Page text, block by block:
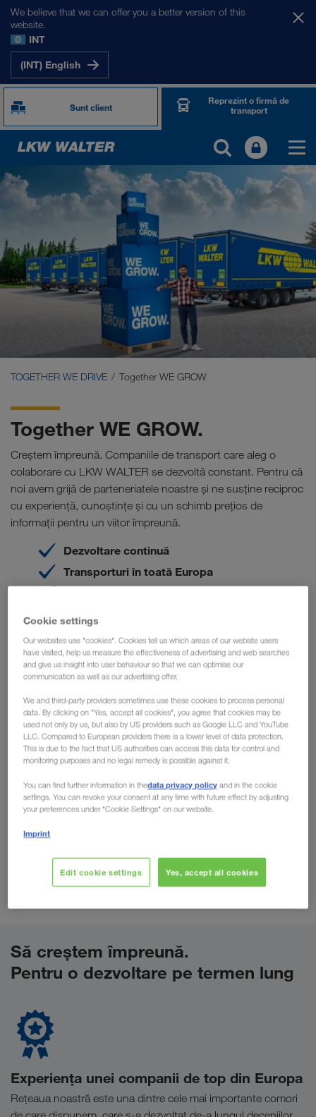
We believe that we can offer you a better version of this
website.
INT
(INT) English
Sunt client
Reprezint o firmă de
transport
TOGETHER WE DRIVE
WE GROW
WE CARE
TOGETHER WE DRIVE Together WE GROW
Together WE GROW.
Creștem împreună. Companiile de transport care aleg o
colaborare cu LKW WALTER se dezvoltă constant. Pentru că
noi avem grijă de parteneriatele noastre și ne susține reciproc
cu experiență, cunoștințe și cu un schimb prețios de
informații pentru un viitor împreună.
Dezvoltare continuă
Transporturi în toată Europa
Servicii exclusive
Potențial pentru noi piețe
Succes prin parteneriat
Să creștem împreună.
Pentru o dezvoltare pe termen lung
Experiența unei companii de top din Europa
Rețeaua noastră este una dintre cele mai importante comori
Cookie settings
Our websites use "cookies". Cookies tell us which areas of our website users
have visited, help us measure the effectiveness of advertising and web searches
and give us insight into user behaviour so that we can optimise our
communication as well as our advertising offer.
We and third-party providers sometimes use these cookies to process personal
data. By clicking on "Yes, accept all cookies", you agree that cookies may be
used not only by us, but also by US providers such as Google LLC and YouTube
LLC. Compared to European providers there is a lower level of data protection.
This is due to the fact that US authorities can access this data for control and
monitoring purposes and no legal remedy is possible against it.
You can find further information in thedata privacy policy and in the cookie
settings. You can revoke your consent at any time with future effect by adjusting
your preferences under "Cookie Settings" on our website.
Imprint
Edit cookie settings Yes, accept all cookies